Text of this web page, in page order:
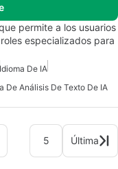
permite a los usuarios
especializados para
Idioma De IA
De Análisis De Texto De IA
5 Última